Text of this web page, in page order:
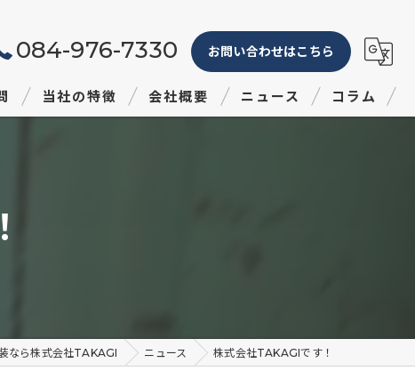
084-976-7330 お問い合わせはこちら
当社の特徴 会社概要 ニュース コラム
なら株式会社TAKAGI ニュース 株式会社TAKAGI⁡です！